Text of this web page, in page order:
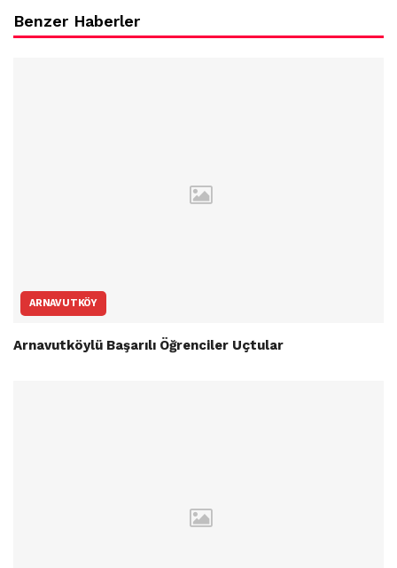
Benzer Haberler
ARNAVUTKÖY
Arnavutköylü Başarılı Öğrenciler Uçtular